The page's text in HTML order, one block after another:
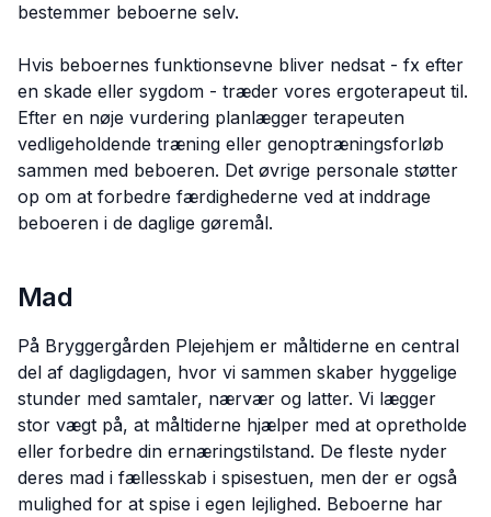
bestemmer beboerne selv.
Hvis beboernes funktionsevne bliver nedsat - fx efter
en skade eller sygdom - træder vores ergoterapeut til.
Efter en nøje vurdering planlægger terapeuten
vedligeholdende træning eller genoptræningsforløb
sammen med beboeren. Det øvrige personale støtter
op om at forbedre færdighederne ved at inddrage
beboeren i de daglige gøremål.
Mad
På Bryggergården Plejehjem er måltiderne en central
del af dagligdagen, hvor vi sammen skaber hyggelige
stunder med samtaler, nærvær og latter. Vi lægger
stor vægt på, at måltiderne hjælper med at opretholde
eller forbedre din ernæringstilstand. De fleste nyder
deres mad i fællesskab i spisestuen, men der er også
mulighed for at spise i egen lejlighed. Beboerne har